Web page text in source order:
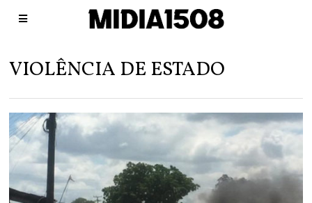
VIOLÊNCIA DE ESTADO